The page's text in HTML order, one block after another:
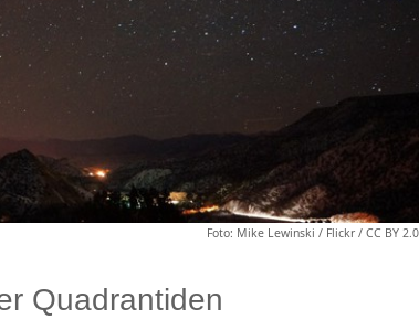
Foto: Mike Lewinski / Flickr / CC BY 2.0
Quadrantiden